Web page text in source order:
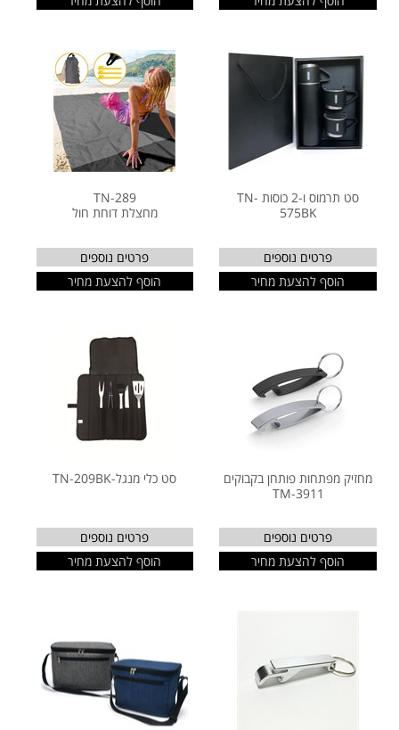
סט תרמוס ו-2 כוסות TN-
575BK
פרטים נוספים
הוסף להצעת מחיר
TN-289
מחצלת דוחת חול
פרטים נוספים
הוסף להצעת מחיר
מחזיק מפתחות פותחן בקבוקים
TM-3911
פרטים נוספים
הוסף להצעת מחיר
סט כלי מנגל-TN-209BK
פרטים נוספים
הוסף להצעת מחיר